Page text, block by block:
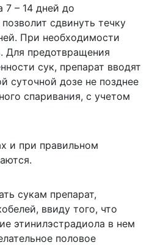
7 – 14 дней до
сдвинуть течку
При необходимости
Для предотвращения
сук, препарат вводят
суточной дозе не позднее
спаривания, с учетом
и при правильном
сукам препарат,
ввиду того, что
этинилэстрадиола в нем
половое